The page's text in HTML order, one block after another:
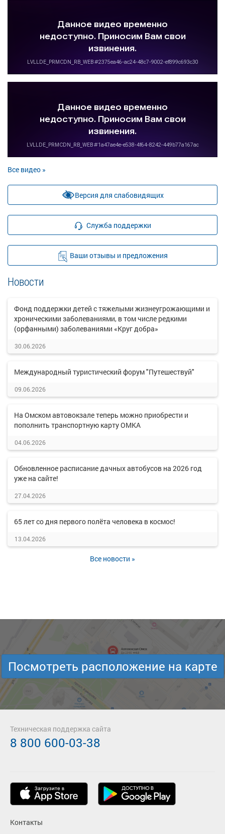
Все видео »
Версия для слабовидящих
Служба поддержки
Ваши отзывы и предложения
Новости
Фонд поддержки детей с тяжелыми жизнеугрожающими и
хроническими заболеваниями, в том числе редкими
(орфанными) заболеваниями «Круг добра»
30.06.2026
Международный туристический форум "Путешествуй"
09.06.2026
На Омском автовокзале теперь можно приобрести и
пополнить транспортную карту ОМКА
04.06.2026
Обновленное расписание дачных автобусов на 2026 год
уже на сайте!
27.04.2026
65 лет со дня первого полёта человека в космос!
13.04.2026
Все новости »
Посмотреть расположение на карте
Контакты
Техническая поддержка сайта
8 800 600-03-38